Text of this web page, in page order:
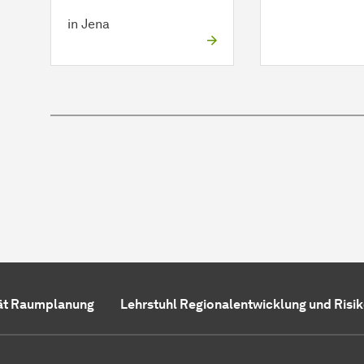
in Jena
Raumplanung Lehrstuhl Regionalentwicklung und